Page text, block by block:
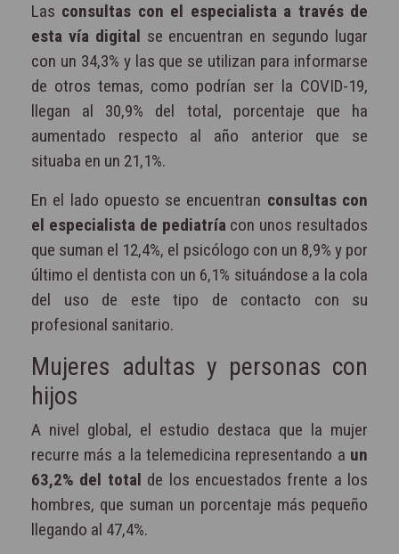
Las consultas con el especialista a través de
esta vía digital se encuentran en segundo lugar
con un 34,3% y las que se utilizan para informarse
de otros temas, como podrían ser la COVID-19,
llegan al 30,9% del total, porcentaje que ha
aumentado respecto al año anterior que se
situaba en un 21,1%.
En el lado opuesto se encuentran consultas con
el especialista de pediatríacon unos resultados
que suman el 12,4%, el psicólogo con un 8,9% y por
último el dentista con un 6,1% situándose a la cola
del uso de este tipo de contacto con su
profesional sanitario.
Mujeres adultas y personas con
hijos
A nivel global, el estudio destaca que la mujer
recurre más a la telemedicina representando a un
63,2% del total de los encuestados frente a los
hombres, que suman un porcentaje más pequeño
llegando al 47,4%.